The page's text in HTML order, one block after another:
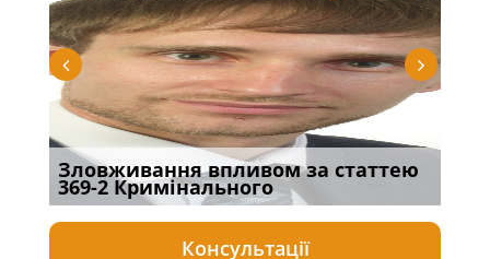
Зловживання впливом за статтею
369-2 Кримінального
Консультації